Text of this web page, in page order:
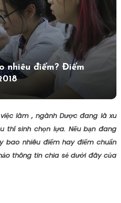
nhiêu điểm? Điểm
làm , ngành Dược đang là xu
thí sinh chọn lựa. Nếu bạn đang
bao nhiêu điểm hay điểm chuẩn
thông tin chia sẻ dưới đây của